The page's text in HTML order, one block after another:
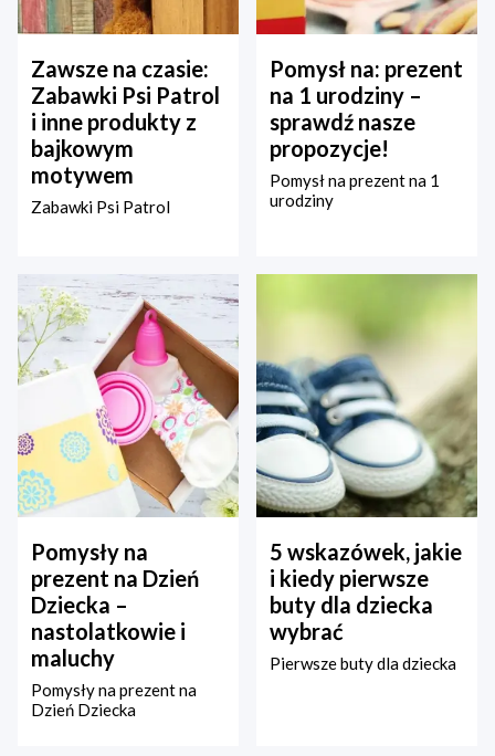
Zawsze na czasie:
Zabawki Psi Patrol
i inne produkty z
bajkowym
motywem
Zabawki Psi Patrol
Pomysł na: prezent
na 1 urodziny –
sprawdź nasze
propozycje!
Pomysł na prezent na 1
urodziny
Pomysły na
prezent na Dzień
Dziecka –
nastolatkowie i
maluchy
Pomysły na prezent na
Dzień Dziecka
5 wskazówek, jakie
i kiedy pierwsze
buty dla dziecka
wybrać
Pierwsze buty dla dziecka